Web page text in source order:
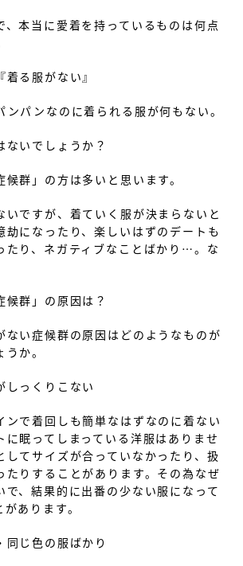
、本当に愛着を持っているものは何点
る服がない』
ンパンなのに着られる服が何もない。
ないでしょうか？
候群」の方は多いと思います。
いですが、着ていく服が決まらないと
劫になったり、楽しいはずのデートも
たり、ネガティブなことばかり…。な
候群」の原因は？
ない症候群の原因はどのようなものが
か。
しっくりこない
ンで着回しも簡単なはずなのに着ない
に眠ってしまっている洋服はありませ
してサイズが合っていなかったり、扱
たりすることがあります。その為なぜ
で、結果的に出番の少ない服になって
あります。
じ色の服ばかり